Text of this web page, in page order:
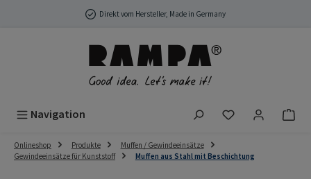
Zum Hauptinhalt springenDirekt vom Hersteller, Made in Germany
Navigation Du hast 0
Onlineshop Produkte
Muffen / Gewindeeinsätze
Gewindeeinsätze für Kunststoff
Muffen aus Stahl mit Beschichtung